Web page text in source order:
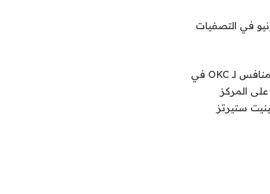
في التصفيات
يمكن أن يكون توتنهام، بقيادة ويمبانياما الذي يبلغ طوله 7 أقدام و4 بوصات، أكبر منافس لـ OKC في
المركز
الحراسة بينيت ستيرتز